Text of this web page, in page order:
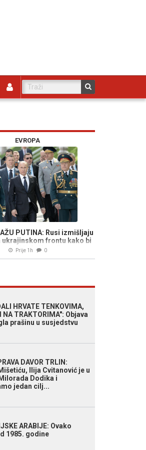
EVROPA
PUTINA: Rusi izmišljaju
ukrajinskom frontu kako bi
šefa Kremlja
Prije 1h 0
HRVATE TENKOVIMA,
NA TRAKTORIMA": Objava
prašinu u susjedstvu
DAVOR TRLIN:
Ilija Cvitanović je u
Dodika i
jedan cilj...
ARABIJE: Ovako
1985. godine